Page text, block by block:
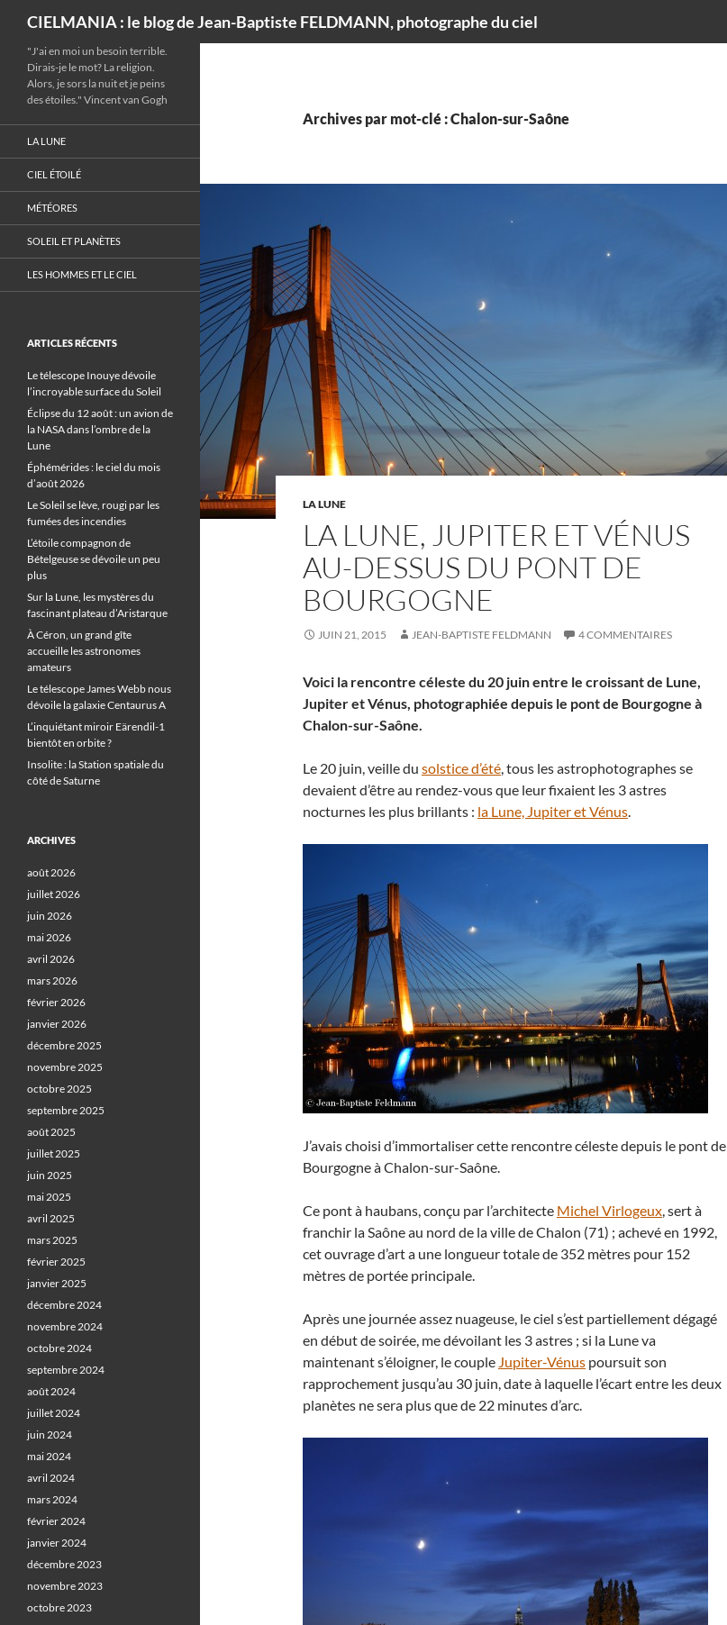
CIELMANIA : le blog de Jean-Baptiste FELDMANN, photographe du ciel
Archives par mot-clé : Chalon-sur-Saône
LA LUNE
LA LUNE, JUPITER ET VÉNUS
AU-DESSUS DU PONT DE
BOURGOGNE
JUIN 21, 2015 JEAN-BAPTISTE FELDMANN 4 COMMENTAIRES
Voici la rencontre céleste du 20 juin entre le croissant de Lune,
Jupiter et Vénus, photographiée depuis le pont de Bourgogne à
Chalon-sur-Saône.
Le 20 juin, veille du solstice d’été, tous les astrophotographes se
devaient d’être au rendez-vous que leur fixaient les 3 astres
nocturnes les plus brillants : la Lune, Jupiter et Vénus.
J’avais choisi d’immortaliser cette rencontre céleste depuis le pont de
Bourgogne à Chalon-sur-Saône.
Ce pont à haubans, conçu par l’architecte Michel Virlogeux, sert à
franchir la Saône au nord de la ville de Chalon (71) ; achevé en 1992,
cet ouvrage d’art a une longueur totale de 352 mètres pour 152
mètres de portée principale.
Après une journée assez nuageuse, le ciel s’est partiellement dégagé
en début de soirée, me dévoilant les 3 astres ; si la Lune va
maintenant s’éloigner, le couple Jupiter-Vénus poursuit son
rapprochement jusqu’au 30 juin, date à laquelle l’écart entre les deux
planètes ne sera plus que de 22 minutes d’arc.
"J'ai en moi un besoin terrible.
Dirais-je le mot? La religion.
Alors, je sors la nuit et je peins
des étoiles." Vincent van Gogh
LA LUNE
CIEL ÉTOILÉ
MÉTÉORES
SOLEIL ET PLANÈTES
LES HOMMES ET LE CIEL
ARTICLES RÉCENTS
Le télescope Inouye dévoile
l’incroyable surface du Soleil
Éclipse du 12 août : un avion de
la NASA dans l’ombre de la
Lune
Éphémérides : le ciel du mois
d’août 2026
Le Soleil se lève, rougi par les
fumées des incendies
L’étoile compagnon de
Bételgeuse se dévoile un peu
plus
Sur la Lune, les mystères du
fascinant plateau d’Aristarque
À Céron, un grand gîte
accueille les astronomes
amateurs
Le télescope James Webb nous
dévoile la galaxie Centaurus A
L’inquiétant miroir Eärendil-1
bientôt en orbite ?
Insolite : la Station spatiale du
côté de Saturne
ARCHIVES
août 2026
juillet 2026
juin 2026
mai 2026
avril 2026
mars 2026
février 2026
janvier 2026
décembre 2025
novembre 2025
octobre 2025
septembre 2025
août 2025
juillet 2025
juin 2025
mai 2025
avril 2025
mars 2025
février 2025
janvier 2025
décembre 2024
novembre 2024
octobre 2024
septembre 2024
août 2024
juillet 2024
juin 2024
mai 2024
avril 2024
mars 2024
février 2024
janvier 2024
décembre 2023
novembre 2023
octobre 2023